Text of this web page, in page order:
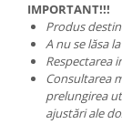
IMPORTANT!!!
Produs
A nu se lăsa
Respectarea
Consultarea
prelungirea
ajustări ale